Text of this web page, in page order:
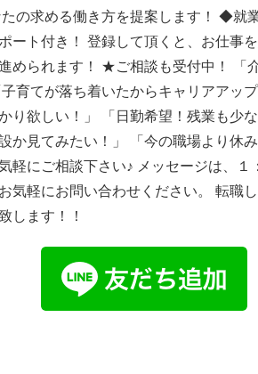
の求める働き方を提案します！ ◆就
ート付き！ 登録して頂くと、お仕事
められます！ ★ご相談も受付中！ 「
育てが落ち着いたからキャリアアッ
かり欲しい！」 「日勤希望！残業も少
か見てみたい！」 「今の職場より休
軽にご相談下さい♪ メッセージは、１
気軽にお問い合わせください。 転職
します！！